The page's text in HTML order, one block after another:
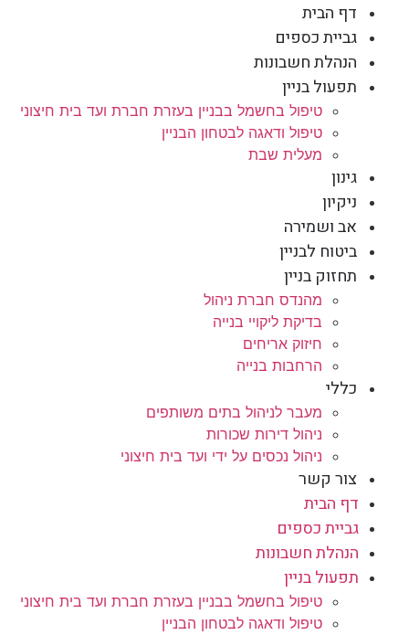
דף הבית
גביית כספים
הנהלת חשבונות
תפעול בניין
טיפול בחשמל בבניין בעזרת חברת ועד בית חיצוני
טיפול ודאגה לבטחון הבניין
מעלית שבת
גינון
ניקיון
אב ושמירה
ביטוח לבניין
תחזוק בניין
מהנדס חברת ניהול
בדיקת ליקויי בנייה
חיזוק אריחים
הרחבות בנייה
כללי
מעבר לניהול בתים משותפים
ניהול דירות שכורות
ניהול נכסים על ידי ועד בית חיצוני
צור קשר
דף הבית
גביית כספים
הנהלת חשבונות
תפעול בניין
טיפול בחשמל בבניין בעזרת חברת ועד בית חיצוני
טיפול ודאגה לבטחון הבניין